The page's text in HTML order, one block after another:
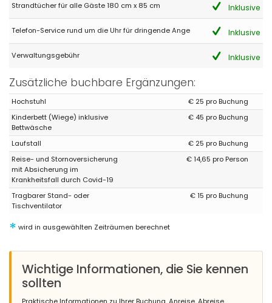
Strandtücher für alle Gäste 180 cm x 85 cm Inklusive
Telefon-Service rund um die Uhr für dringende Ange Inklusive
Verwaltungsgebühr Inklusive
Zusätzliche buchbare Ergänzungen:
Hochstuhl
€ 25 pro Buchung
Kinderbett (Wiege) inklusive
Bettwäsche
€ 45 pro Buchung
Laufstall
€ 25 pro Buchung
Reise- und Stornoversicherung
mit Absicherung im
Krankheitsfall durch Covid-19
€ 14,65 pro Person
Tragbarer Stand- oder
Tischventilator
€ 15 pro Buchung
* wird in ausgewählten Zeiträumen berechnet
Wichtige Informationen, die Sie kennen
sollten
Praktische Informationen zu Ihrer Buchung, Anreise, Abreise,